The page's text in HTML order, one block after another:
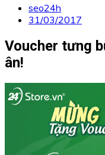
seo24h
31/03/2017
Voucher tưng
ân!